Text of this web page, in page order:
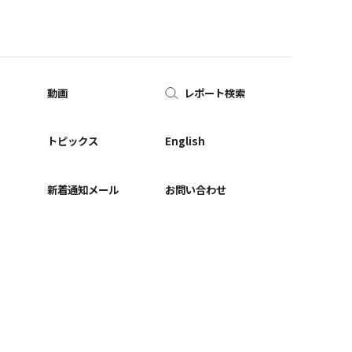
動画
トピックス
新着通知メール
レポート検索
English
お問い合わせ